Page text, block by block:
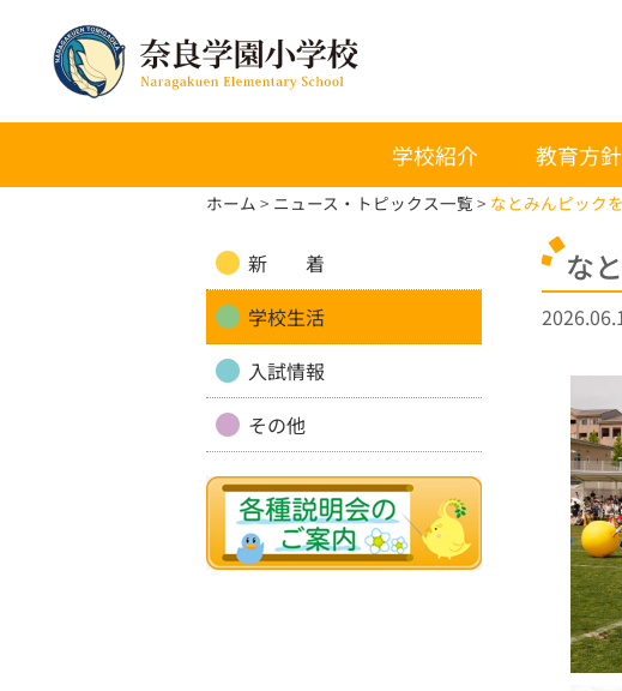
学校紹介 教育方針
ホーム ニュース・トピックス一覧 なとみんピック
新 着
学校生活
入試情報
その他
な